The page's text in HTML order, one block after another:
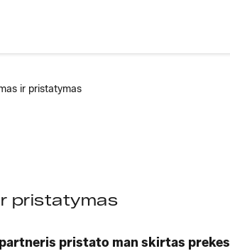
ir pristatymas
pristatymas
pristato man skirtas prekes